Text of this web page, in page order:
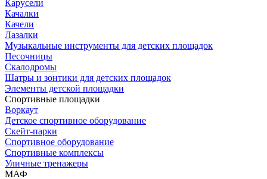
Карусели
Качалки
Качели
Лазалки
Музыкальные инструменты для детских площадок
Песочницы
Скалодромы
Шатры и зонтики для детских площадок
Элементы детской площадки
Спортивные площадки
Воркаут
Детское спортивное оборудование
Скейт-парки
Спортивное оборудование
Спортивные комплексы
Уличные тренажеры
МАФ